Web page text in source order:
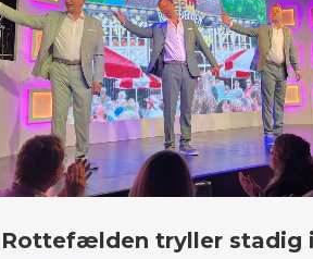
Rottefælden tryller stadig